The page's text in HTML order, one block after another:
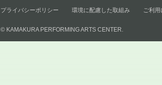
プライバシーポリシー 環境に配慮した取組み ご利用
© KAMAKURA PERFORMING ARTS CENTER.